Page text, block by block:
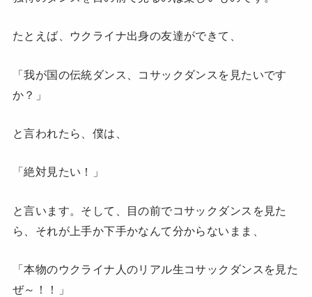
たとえば、ウクライナ出身の友達ができて、
「我が国の伝統ダンス、コサックダンスを見たいです
か？」
と言われたら、僕は、
「絶対見たい！」
と言います。そして、目の前でコサックダンスを見た
ら、それが上手か下手かなんて分からないまま、
「本物のウクライナ人のリアル生コサックダンスを見た
ぜ～！！」